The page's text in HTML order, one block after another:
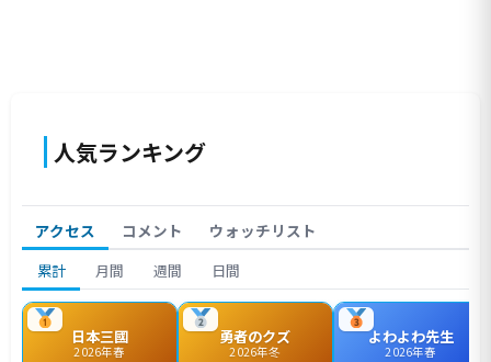
人気ランキング
アクセス コメント ウォッチリスト
累計 月間 週間 日間
日本三國
2026年春
勇者のクズ
2026年冬
よわよわ先生
2026年春